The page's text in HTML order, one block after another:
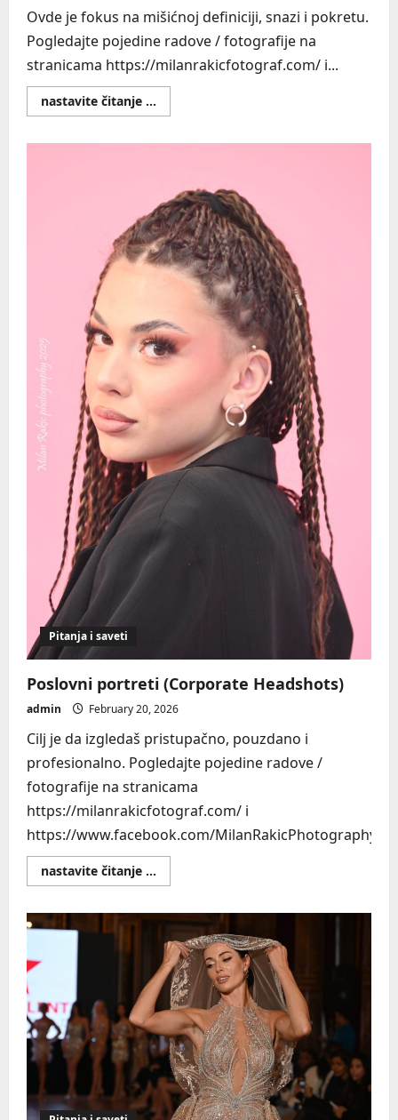
Ovde je fokus na mišićnoj definiciji, snazi i pokretu.
Pogledajte pojedine radove / fotografije na
stranicama https://milanrakicfotograf.com/ i...
nastavite čitanje ...
more
Pitanja i saveti
Poslovni portreti (Corporate Headshots)
admin February 20, 2026
Cilj je da izgledaš pristupačno, pouzdano i
profesionalno. Pogledajte pojedine radove /
fotografije na stranicama
https://milanrakicfotograf.com/ i
https://www.facebook.com/MilanRakicPhotography...
nastavite čitanje ...
more
portreti
(Corporate
Headshots)